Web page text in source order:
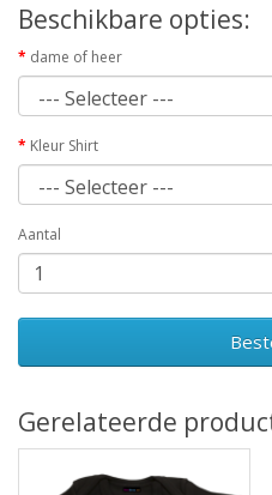
Beschikbare opties:
dame of heer
Kleur Shirt
Aantal
Gerelateerde